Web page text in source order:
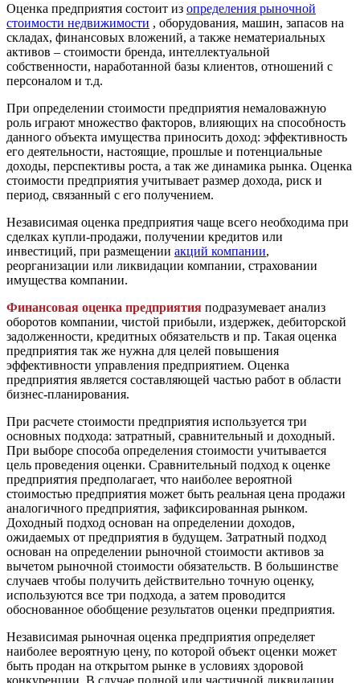
Оценка предприятия состоит из определения рыночной
стоимости недвижимости , оборудования, машин, запасов на
складах, финансовых вложений, а также нематериальных
активов – стоимости бренда, интеллектуальной
собственности, наработанной базы клиентов, отношений с
персоналом и т.д.
При определении стоимости предприятия немаловажную
роль играют множество факторов, влияющих на способность
данного объекта имущества приносить доход: эффективность
его деятельности, настоящие, прошлые и потенциальные
доходы, перспективы роста, а так же динамика рынка. Оценка
стоимости предприятия учитывает размер дохода, риск и
период, связанный с его получением.
Независимая оценка предприятия чаще всего необходима при
сделках купли-продажи, получении кредитов или
инвестиций, при размещении акций компании,
реорганизации или ликвидации компании, страховании
имущества компании.
Финансовая оценка предприятия подразумевает анализ
оборотов компании, чистой прибыли, издержек, дебиторской
задолженности, кредитных обязательств и пр. Такая оценка
предприятия так же нужна для целей повышения
эффективности управления предприятием. Оценка
предприятия является составляющей частью работ в области
бизнес-планирования.
При расчете стоимости предприятия используется три
основных подхода: затратный, сравнительный и доходный.
При выборе способа определения стоимости учитывается
цель проведения оценки. Сравнительный подход к оценке
предприятия предполагает, что наиболее вероятной
стоимостью предприятия может быть реальная цена продажи
аналогичного предприятия, зафиксированная рынком.
Доходный подход основан на определении доходов,
ожидаемых от предприятия в будущем. Затратный подход
основан на определении рыночной стоимости активов за
вычетом рыночной стоимости обязательств. В большинстве
случаев чтобы получить действительно точную оценку,
используются все три подхода, а затем проводится
обоснованное обобщение результатов оценки предприятия.
Независимая рыночная оценка предприятия определяет
наиболее вероятную цену, по которой объект оценки может
быть продан на открытом рынке в условиях здоровой
конкуренции. В случае полной или частичной ликвидации